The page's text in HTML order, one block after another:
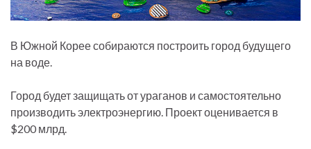
В Южной Корее собираются построить город будущего
на воде.
Город будет защищать от ураганов и самостоятельно
производить электроэнергию. Проект оценивается в
$200 млрд.